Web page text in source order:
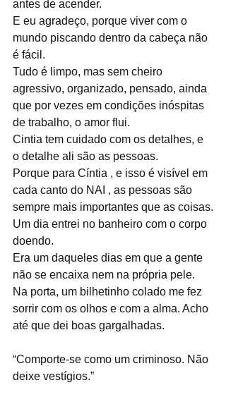
antes de acender.
E eu agradeço, porque viver com o
mundo piscando dentro da cabeça não
é fácil.
Tudo é limpo, mas sem cheiro
agressivo, organizado, pensado, ainda
que por vezes em condições inóspitas
de trabalho, o amor flui.
Cintia tem cuidado com os detalhes, e
o detalhe ali são as pessoas.
Porque para Cíntia , e isso é visível em
cada canto do NAI , as pessoas são
sempre mais importantes que as coisas.
Um dia entrei no banheiro com o corpo
doendo.
Era um daqueles dias em que a gente
não se encaixa nem na própria pele.
Na porta, um bilhetinho colado me fez
sorrir com os olhos e com a alma. Acho
até que dei boas gargalhadas.
“Comporte-se como um criminoso. Não
deixe vestígios.”